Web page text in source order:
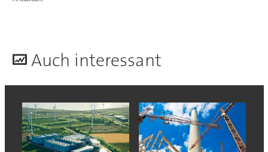
Auch interessant